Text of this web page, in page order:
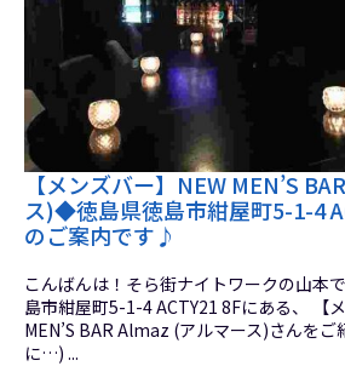
【メンズバー】NEW MEN’S
ス)◆徳島県徳島市紺屋町5-1-4
のご案内です♪
こんばんは！そら街ナイトワークの山本
島市紺屋町5-1-4 ACTY21 8Fにある、 【
MEN’S BAR Almaz (アルマース)さんを
に…) ...